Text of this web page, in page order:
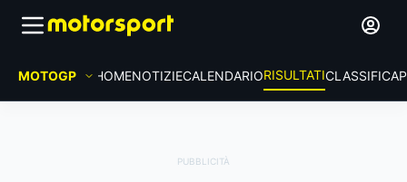
MOTOGP HOMENOTIZIECALENDARIORISULTATICLASSIFICA